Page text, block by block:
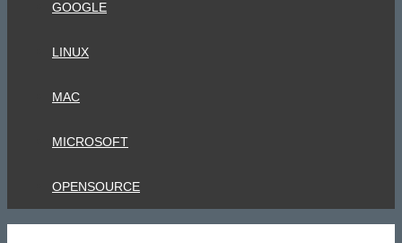
GOOGLE
LINUX
MAC
MICROSOFT
OPENSOURCE